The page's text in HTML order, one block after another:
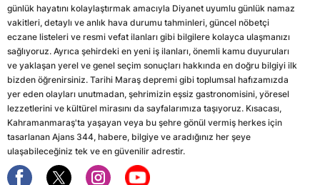
günlük hayatını kolaylaştırmak amacıyla Diyanet uyumlu günlük namaz
vakitleri, detaylı ve anlık hava durumu tahminleri, güncel nöbetçi
eczane listeleri ve resmi vefat ilanları gibi bilgilere kolayca ulaşmanızı
sağlıyoruz. Ayrıca şehirdeki en yeni iş ilanları, önemli kamu duyuruları
ve yaklaşan yerel ve genel seçim sonuçları hakkında en doğru bilgiyi ilk
bizden öğrenirsiniz. Tarihi Maraş depremi gibi toplumsal hafızamızda
yer eden olayları unutmadan, şehrimizin eşsiz gastronomisini, yöresel
lezzetlerini ve kültürel mirasını da sayfalarımıza taşıyoruz. Kısacası,
Kahramanmaraş'ta yaşayan veya bu şehre gönül vermiş herkes için
tasarlanan Ajans 344, habere, bilgiye ve aradığınız her şeye
ulaşabileceğiniz tek ve en güvenilir adrestir.